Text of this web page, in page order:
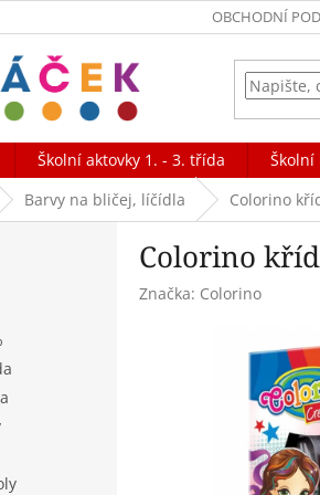
OBCHODNÍ
Školní aktovky 1. - 3. třída Školní
Barvy na bličej, líčídla Colorino
Colorino
Značka: Colorino